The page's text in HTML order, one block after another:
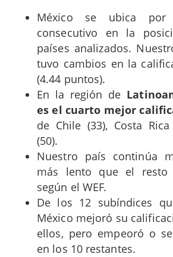
México se ubica por
consecutivo en la
países analizados.
tuvo cambios en la
(4.44 puntos).
En la región de
es el cuarto mejor
de Chile (33), Costa
(50).
Nuestro país continúa
más lento que el resto
según el WEF.
De los 12 subíndices
México mejoró su
ellos, pero empeoró o
en los 10 restantes.